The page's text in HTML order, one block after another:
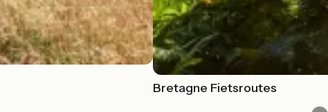
Bretagne Fietsroutes